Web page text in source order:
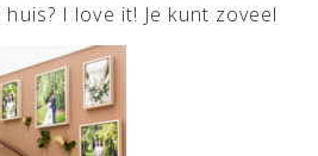
I love it! Je kunt zoveel